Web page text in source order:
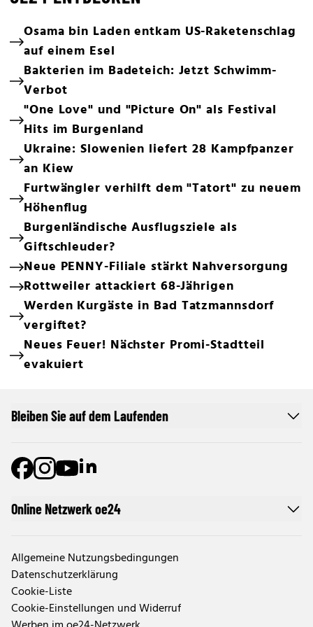
Osama bin Laden entkam US-Raketenschlag
auf einem Esel
Bakterien im Badeteich: Jetzt Schwimm-
Verbot
"One Love" und "Picture On" als Festival
Hits im Burgenland
Ukraine: Slowenien liefert 28 Kampfpanzer
an Kiew
Furtwängler verhilft dem "Tatort" zu neuem
Höhenflug
Burgenländische Ausflugsziele als
Giftschleuder?
Neue PENNY-Filiale stärkt Nahversorgung
Rottweiler attackiert 68-Jährigen
Werden Kurgäste in Bad Tatzmannsdorf
vergiftet?
Neues Feuer! Nächster Promi-Stadtteil
evakuiert
Online Netzwerk oe24
Allgemeine Nutzungsbedingungen
Datenschutzerklärung
Cookie-Liste
Cookie-Einstellungen und Widerruf
Bleiben Sie auf dem Laufenden